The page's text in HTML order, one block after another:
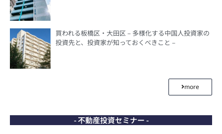
買われる板橋区・大田区 – 多様化する中国人投資家の
投資先と、投資家が知っておくべきこと –
more
- 不動産投資セミナー -